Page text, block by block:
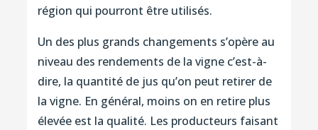
région qui pourront être utilisés.
Un des plus grands changements s’opère au
niveau des rendements de la vigne c’est-à-
dire, la quantité de jus qu’on peut retirer de
la vigne. En général, moins on en retire plus
élevée est la qualité. Les producteurs faisant